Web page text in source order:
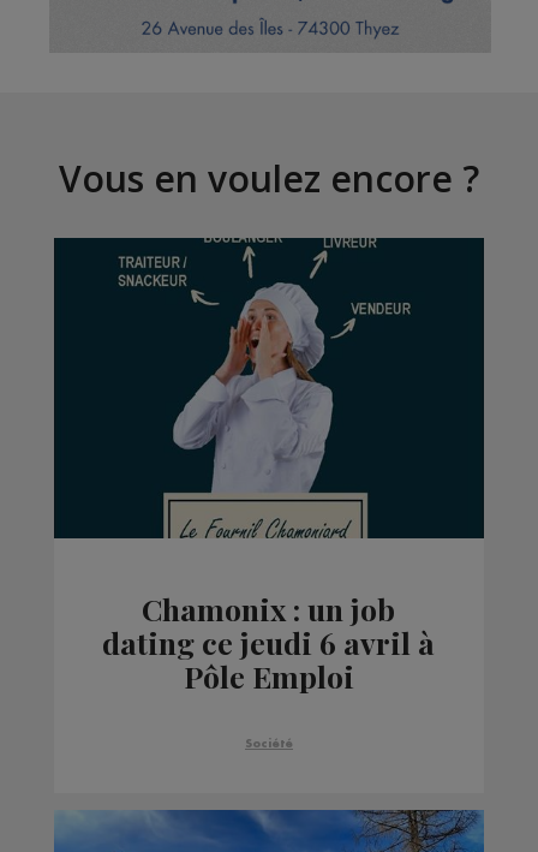
Vous en voulez encore ?
Chamonix : un job
dating ce jeudi 6 avril à
Pôle Emploi
Société